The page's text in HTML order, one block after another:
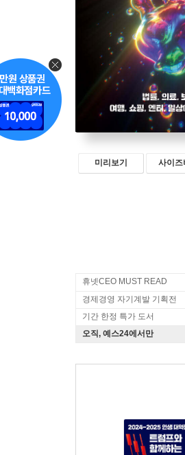
미리보기 사이즈
휴넷CEO MUST READ
경제경영 자기계발 기획전
기간 한정 특가 도서
오직, 예스24에서만